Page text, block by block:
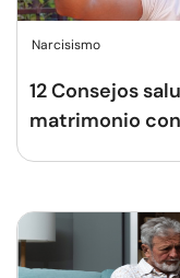
Narcisismo
12 Consejos
matrimonio